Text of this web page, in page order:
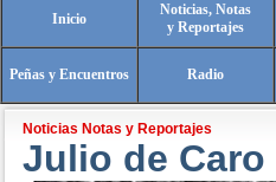
Inicio
Noticias, Notas
y Reportajes
Peñas y Encuentros Radio
Noticias Notas y Reportajes
Julio de Caro